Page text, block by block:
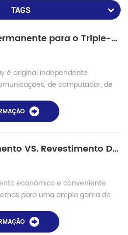
TAGS
FTTH :A solução permanente para o Triple-play
é original independente
de computador, de
usuár...
Núcleo de Alinhamento VS. Revestimento De Alinhamento
econômico e conveniente
para uma ampla gama de
é o p...